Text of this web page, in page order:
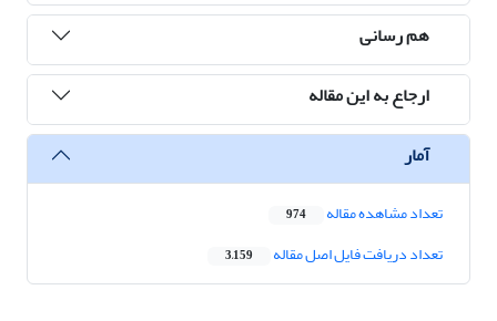
هم رسانی
ارجاع به این مقاله
آمار
تعداد مشاهده مقاله 974
تعداد دریافت فایل اصل مقاله 3,159